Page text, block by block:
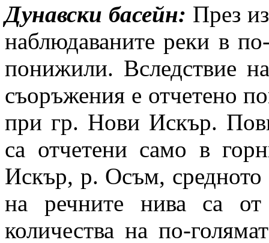
Дунавски басейн: През
наблюдаваните реки в
понижили. Вследствие
съоръжения е отчетено
при гр. Нови Искър.
са отчетени само в
Искър, р. Осъм, средното
на речните нива са
количества на по-